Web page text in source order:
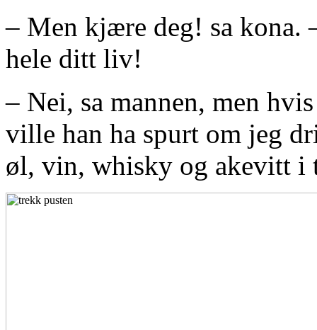
– Men kjære deg! sa kona.
hele ditt liv!
– Nei, sa mannen, men
ville han ha spurt om jeg
øl, vin, whisky og akevitt i